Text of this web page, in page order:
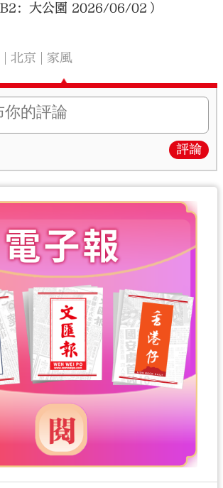
B2：大公園 2026/06/02）
北京 家風
評論